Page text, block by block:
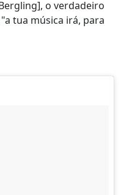
o verdadeiro
tua música irá, para